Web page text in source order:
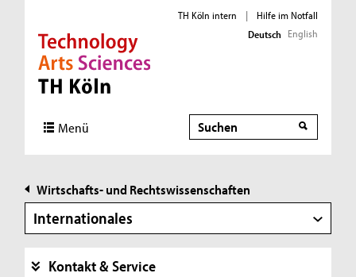
Direkt zur Hauptnavigation
Direkt zur Subnavigation
Direkt zum Inhalt
Direkt zum Fußbereich
TH Köln intern |
Hilfe im Notfall
Deutsch English
Menü Suche
Suche
Wirtschafts- und Rechtswissenschaften
Internationales
Kontakt & Service